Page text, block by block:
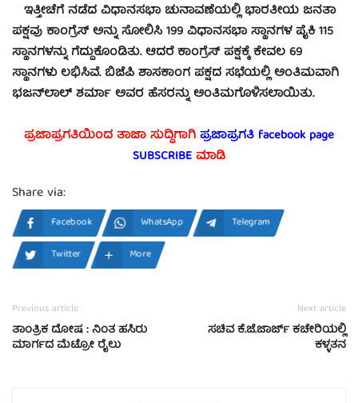
ಇತ್ತೀಚೆಗೆ ನಡೆದ ವಿಧಾನಸಭಾ ಚುನಾವಣೆಯಲ್ಲಿ ಭಾರತೀಯ ಜನತಾ
ಪಕ್ಷವು ಕಾಂಗ್ರೆಸ್ ಅನ್ನು ಸೋಲಿಸಿ 199 ವಿಧಾನಸಭಾ ಸ್ಥಾನಗಳ ಪೈಕಿ 115
ಸ್ಥಾನಗಳನ್ನು ಗೆದ್ದುಕೊಂಡಿತು. ಆದರೆ ಕಾಂಗ್ರೆಸ್ ಪಕ್ಷಕ್ಕೆ ಕೇವಲ 69
ಸ್ಥಾನಗಳು ಲಭಿಸಿವೆ. ಬಿಜೆಪಿ ಶಾಸಕಾಂಗ ಪಕ್ಷದ ಸಭೆಯಲ್ಲಿ ಅಂತಿಮವಾಗಿ
ಭಜನ್‌ಲಾಲ್ ಶರ್ಮಾ ಅವರ ಹೆಸರನ್ನು ಅಂತಿಮಗೊಳಿಸಲಾಯಿತು.
ಪ್ರಜಾಪ್ರಗತಿಯಿಂದ ತಾಜಾ ಸುದ್ದಿಗಾಗಿಪ್ರಜಾಪ್ರಗತಿ facebook page
SUBSCRIBEಮಾಡಿ
Share via:
Facebook WhatsApp
Telegram
Twitter
More
Previous article
ತಾಂತ್ರಿಕ ದೋಷ : ನಿಂತ ಹಸಿರು
ಮಾರ್ಗದ ಮೆಟ್ರೋ ರೈಲು
Next article
ಸಚಿವ ಕೆ.ಜೆ.ಜಾರ್ಜ್ ಕಚೇರಿಯಲ್ಲಿ
ಕಳ್ಳತನ